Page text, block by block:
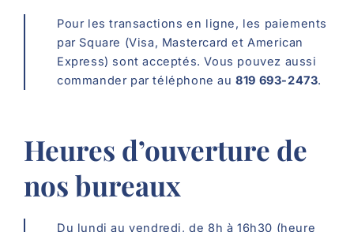
Pour les transactions en ligne, les paiements
par Square (Visa, Mastercard et American
Express) sont acceptés. Vous pouvez aussi
commander par téléphone au819 693-2473.
Heures d’ouverture de
nos bureaux
Du lundi au vendredi, de 8h à 16h30 (heure